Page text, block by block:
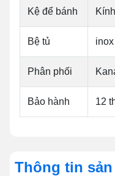
Kệ để bánh
Bệ tủ
Phân phối
Bảo hành 12
Thông tin sản